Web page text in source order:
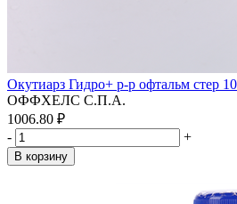
Окутиарз Гидро+ р-р офтальм стер
ОФФХЕЛС С.П.А.
1006.80 ₽
-
+
В корзину